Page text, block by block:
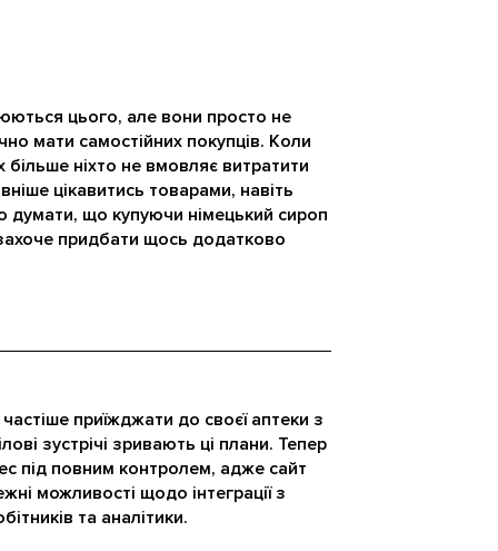
цього, але вони просто не
мати самостійних покупців. Коли
ніхто не вмовляє витратити
цікавитись товарами, навіть
думати, що купуючи німецький сироп
придбати щось додатково
приїжджати до своєї аптеки з
зустрічі зривають ці плани. Тепер
під повним контролем, адже сайт
можливості щодо інтеграції з
та аналітики.